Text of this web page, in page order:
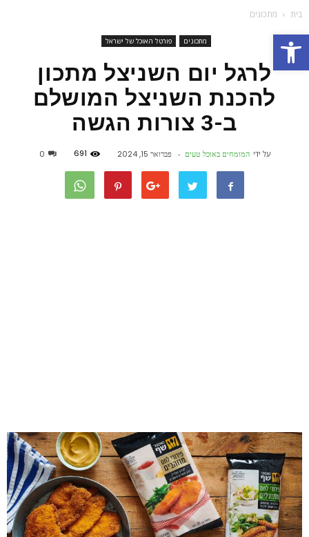
פתח סרגל נגישות
בית מתכונים
מתכונים פורטל האוכל של ישראל
לרגל יום השניצל מתכון
להכנת השניצל המושלם
ב-3 צורות הגשה
על ידי המומחים באוכל טעים - פברואר 15, 2024 691
0